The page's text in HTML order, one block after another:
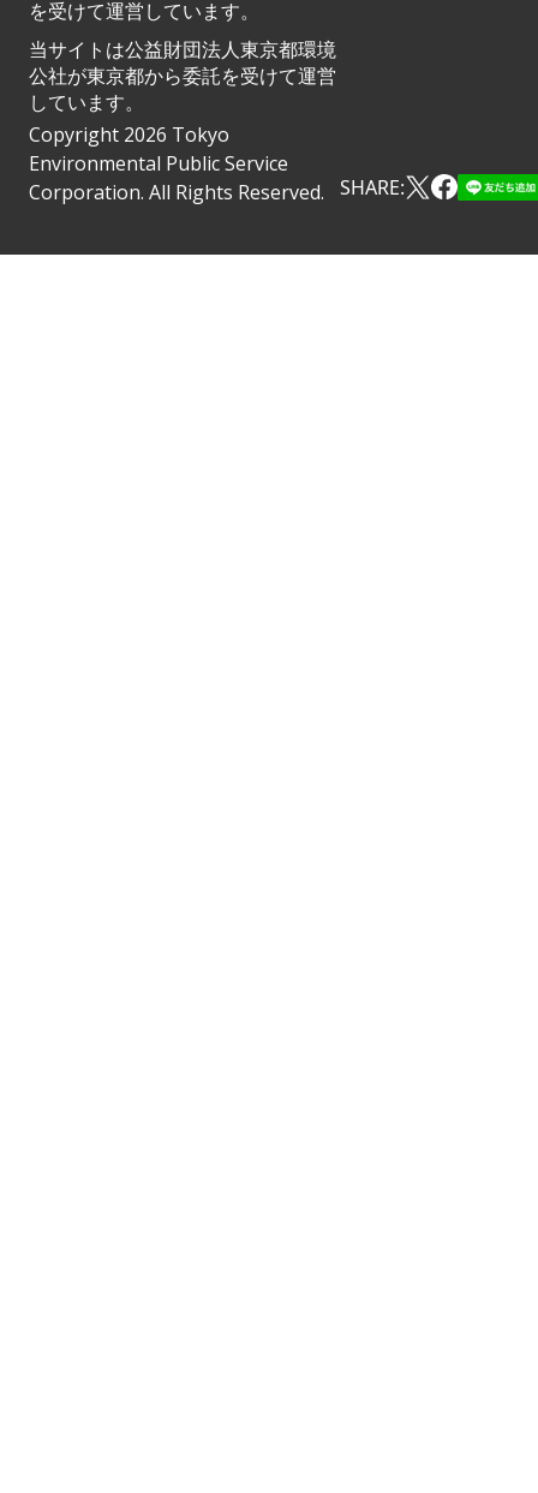
を受けて運営しています。
当サイトは公益財団法人東京都環境
公社が東京都から委託を受けて運営
しています。
Copyright 2026 Tokyo
Environmental Public Service
Corporation. All Rights Reserved.
SHARE: